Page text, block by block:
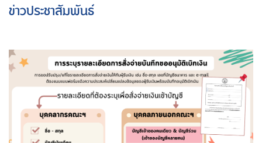
ข่าวประชาสัมพันธ์